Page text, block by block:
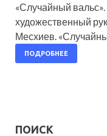
«Случайный
художественный
Месхиев.
ПОДРОБНЕЕ
ПОИСК